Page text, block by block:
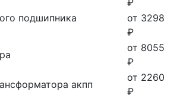
подшипника
от 3298
₽
от 8055
₽
акпп
от 2260
₽